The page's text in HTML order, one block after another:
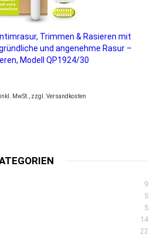
Trimmen & Rasieren mit
und angenehme Rasur –
Modell QP1924/30
MwSt., zzgl. Versandkosten
9
5
5
14
22